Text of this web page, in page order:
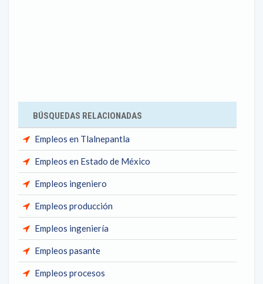
BÚSQUEDAS RELACIONADAS
Empleos en Tlalnepantla
Empleos en Estado de México
Empleos ingeniero
Empleos producción
Empleos ingeniería
Empleos pasante
Empleos procesos